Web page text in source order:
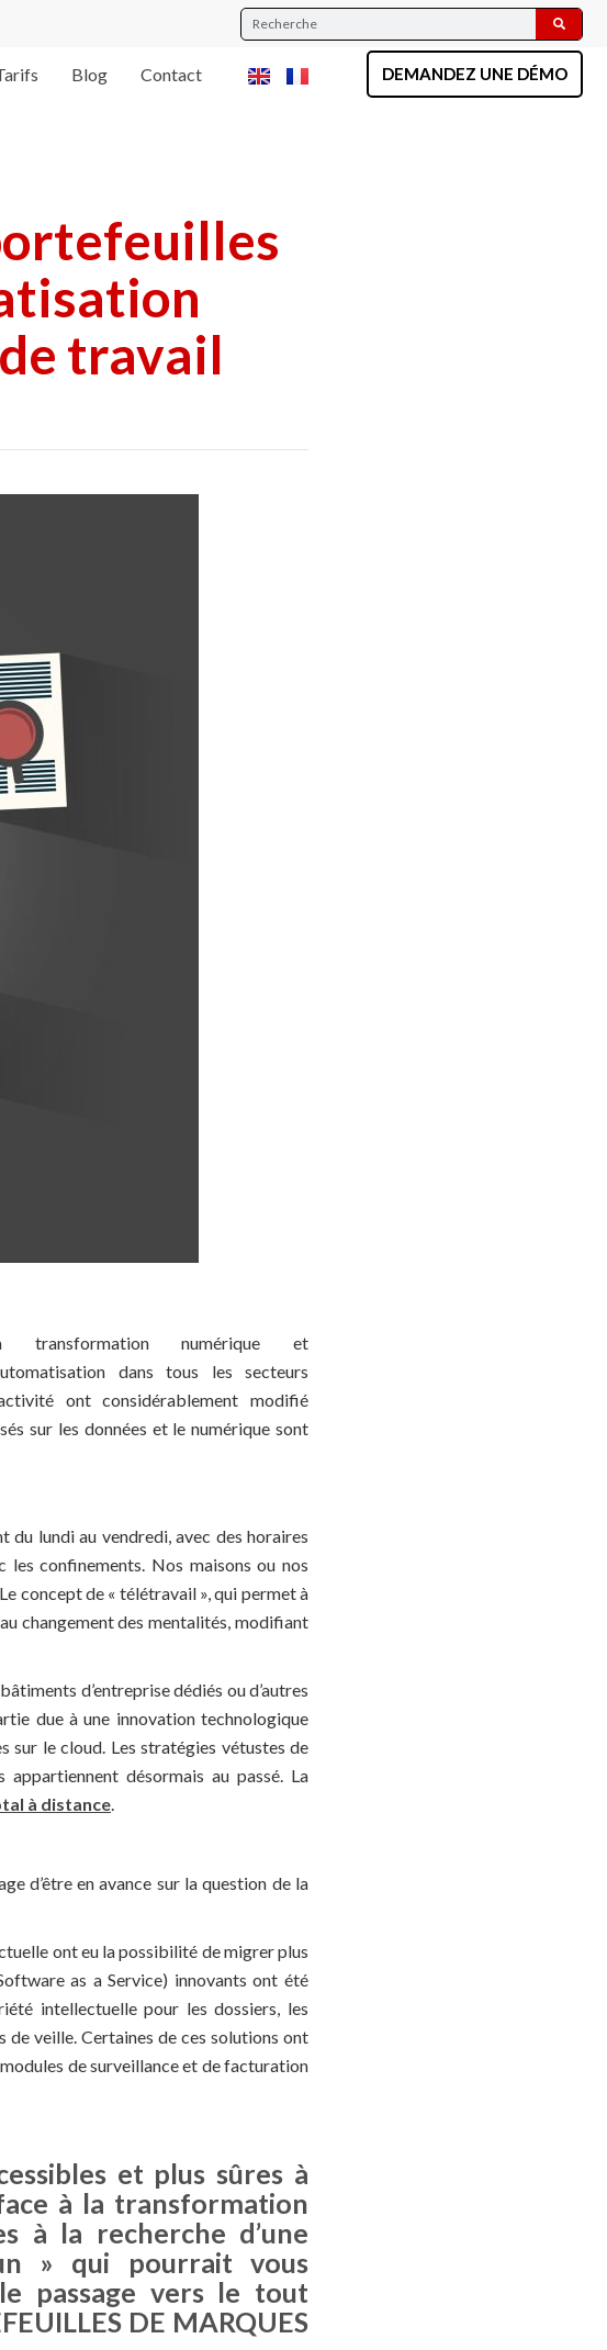
Blog Contact DEMANDEZ UNE DÉMO
travail
transformation numérique et
dans tous les secteurs
ont considérablement modifié
sur les données et le numérique sont
du lundi au vendredi, avec des horaires
les confinements. Nos maisons ou nos
concept de « télétravail », qui permet à
changement des mentalités, modifiant
d’entreprise dédiés ou d’autres
due à une innovation technologique
sur le cloud. Les stratégies vétustes de
désormais au passé. La
à distance.
d’être en avance sur la question de la
ont eu la possibilité de migrer plus
as a Service) innovants ont été
intellectuelle pour les dossiers, les
de veille. Certaines de ces solutions ont
de surveillance et de facturation
et plus sûres à
à la transformation
à la recherche d’une
» qui pourrait vous
passage vers le tout
DE MARQUES